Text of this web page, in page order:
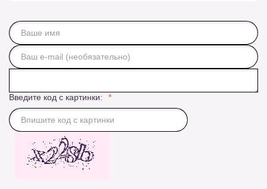
Введите код с картинки: